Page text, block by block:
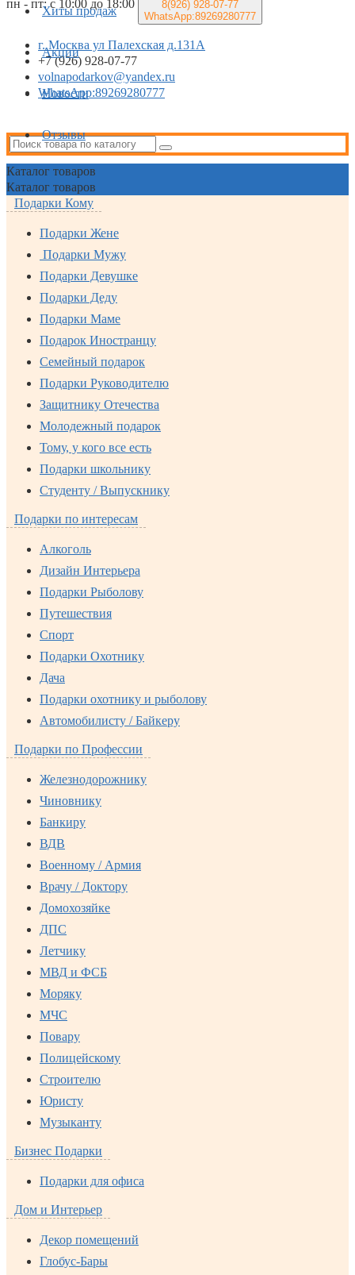
пн - пт: с 10:00 до 18:00 8(926) 928-07-77
WhatsApp:89269280777
г. Москва ул Палехская д.131А
+7 (926) 928-07-77
volnapodarkov@yandex.ru
WhatsApp:89269280777
Хиты продаж
Акции
Новости
Отзывы
Каталог товаров
Каталог товаров
Подарки Кому
Подарки Жене
Подарки Мужу
Подарки Девушке
Подарки Деду
Подарки Маме
Подарок Иностранцу
Семейный подарок
Подарки Руководителю
Защитнику Отечества
Молодежный подарок
Тому, у кого все есть
Подарки школьнику
Студенту / Выпускнику
Подарки по интересам
Алкоголь
Дизайн Интерьера
Подарки Рыболову
Путешествия
Спорт
Подарки Охотнику
Дача
Подарки охотнику и рыболову
Автомобилисту / Байкеру
Подарки по Профессии
Железнодорожнику
Чиновнику
Банкиру
ВДВ
Военному / Армия
Врачу / Доктору
Домохозяйке
ДПС
Летчику
МВД и ФСБ
Моряку
МЧС
Повару
Полицейскому
Строителю
Юристу
Музыканту
Бизнес Подарки
Подарки для офиса
Дом и Интерьер
Декор помещений
Глобус-Бары